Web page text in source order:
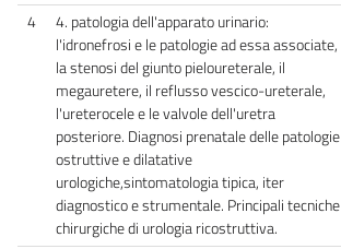
4
4. patologia dell'apparato urinario:
l'idronefrosi e le patologie ad essa associate,
la stenosi del giunto pieloureterale, il
megauretere, il reflusso vescico-ureterale,
l'ureterocele e le valvole dell'uretra
posteriore. Diagnosi prenatale delle patologie
ostruttive e dilatative
urologiche,sintomatologia tipica, iter
diagnostico e strumentale. Principali tecniche
chirurgiche di urologia ricostruttiva.